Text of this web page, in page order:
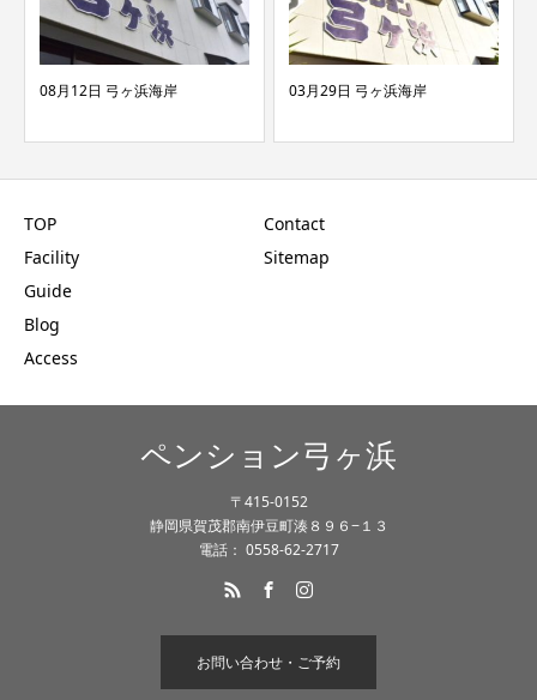
ヶ浜海岸 03月29日 弓ヶ浜海岸
TOP
Facility
Guide
Blog
Access
Contact
Sitemap
ペンション弓ヶ浜
〒415-0152
静岡県賀茂郡南伊豆町湊８９６−１３
電話： 0558-62-2717
お問い合わせ・ご予約